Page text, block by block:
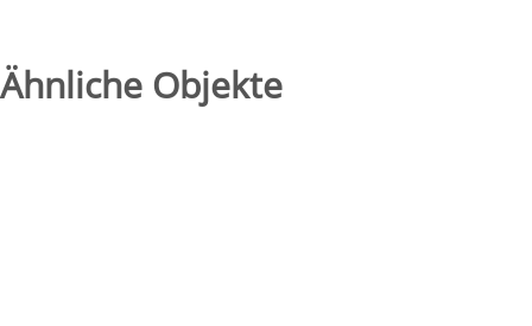
Ähnliche Objekte